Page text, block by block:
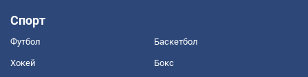
Спорт
Футбол Баскетбол
Хокей Бокс